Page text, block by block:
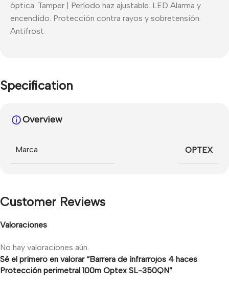
óptica. Tamper | Período haz ajustable. LED Alarma y
encendido. Protección contra rayos y sobretensión.
Antifrost
Specification
Overview
Marca OPTEX
Customer Reviews
Valoraciones
No hay valoraciones aún.
Sé el primero en valorar “Barrera de infrarrojos 4 haces
Protección perimetral 100m Optex SL-350QN”